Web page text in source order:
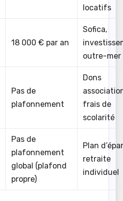
locatifs
18 000 € par an
Sofica,
outre-mer
Pas de
plafonnement
Dons
frais de
scolarité
Pas de
plafonnement
global (plafond
propre)
Plan
retraite
individuel